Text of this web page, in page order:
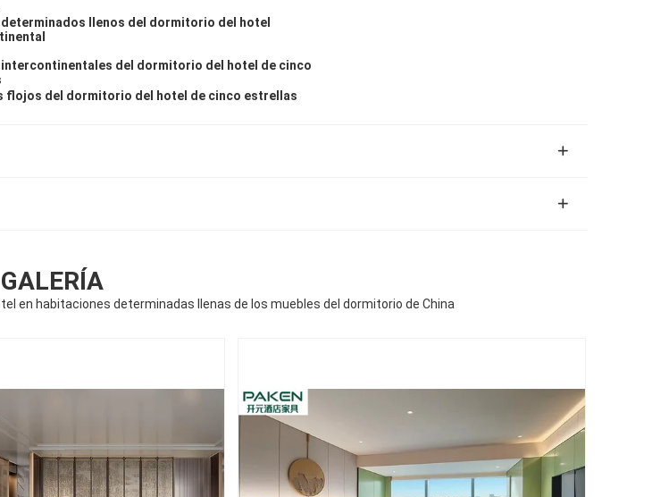
determinados llenos del dormitorio del hotel
intercontinentales del dormitorio del hotel de cinco
flojos del dormitorio del hotel de cinco estrellas
GALERÍA
en habitaciones determinadas llenas de los muebles del dormitorio de China